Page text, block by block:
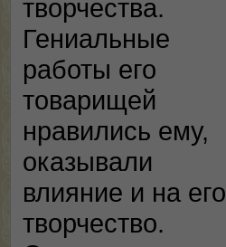
творчества.
Гениальные
работы его
товарищей
нравились ему,
оказывали
влияние и на его
творчество.